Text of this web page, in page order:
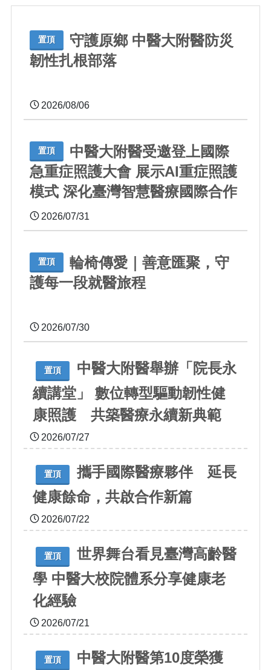
置頂
守護原鄉 中醫大附醫防災
韌性扎根部落
2026/08/06
置頂
中醫大附醫受邀登上國際
急重症照護大會 展示AI重症照護
模式 深化臺灣智慧醫療國際合作
2026/07/31
置頂
輪椅傳愛｜善意匯聚，守
護每一段就醫旅程
2026/07/30
置頂
中醫大附醫舉辦「院長永
續講堂」 數位轉型驅動韌性健
康照護 共築醫療永續新典範
2026/07/27
置頂
攜手國際醫療夥伴 延長
健康餘命，共啟合作新篇
2026/07/22
置頂
世界舞台看見臺灣高齡醫
學 中醫大校院體系分享健康老
化經驗
2026/07/21
置頂 中醫大附醫第10度榮獲